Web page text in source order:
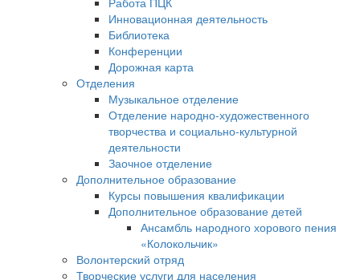
Инновационная деятельность
Библиотека
Конференции
Дорожная карта
Отделения
Музыкальное отделение
Отделение народно-художественного
творчества и социально-культурной
деятельности
Заочное отделение
Дополнительное образование
Курсы повышения квалификации
Дополнительное образование детей
Ансамбль народного хорового пения
«Колокольчик»
Волонтерский отряд
Творческие услуги для населения